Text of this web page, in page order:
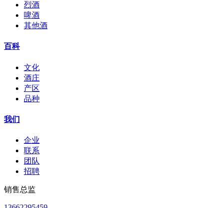
烈酒
啤酒
其他酒
百科
文化
酒庄
产区
品种
我们
企业
联系
团队
招聘
销售总监